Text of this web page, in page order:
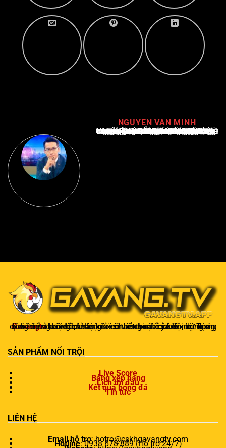
NGUYEN VAN MINH
Nguyễn Văn Minh là một trong những chuyên gia hàng đầu về báo cáo tin tức thể thao tại Việt Nam, với hơn 10 năm hoạt động trong ngành. Ông có kiến thức sâu rộng và kinh nghiệm đáng kể trong việc phân tích và báo cáo về các sự kiện thể thao hàng đầu. Sự hiểu biết sâu sắc của ông về ngành này đã giúp ông xây dựng uy tín và danh tiếng trong cộng đồng báo chí thể thao.
Gavangtv
không chỉ là nơi xem bóng mà còn là một cộng đồng để người hâm mộ kết nối và trao đổi cảm xúc. Trong quá trình theo dõi, khán giả có thể chia sẻ ý kiến, dự đoán kết quả hoặc thảo luận về chiến thuật của đội bóng.
SẢN PHẨM NỔI TRỘI
Live Score
Bảng xếp hạng
Lịch thi đấu
Kết quả bóng đá
Tin tức
LIÊN HỆ
Email hỗ trợ:hotro@cskhgavangtv.com
Hotline: 0938 678 889 (Hỗ trợ 24/7)